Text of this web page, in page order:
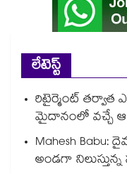
లేటెస్ట్
రిటైర్మెంట్ తర్వాత
మైదానంలో వచ్చే ఆ
Mahesh
అండగా